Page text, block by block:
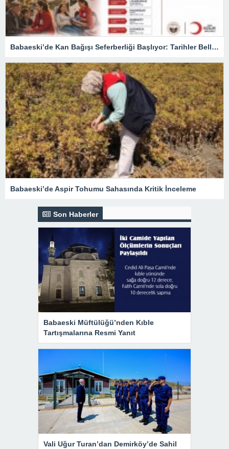
Babaeski’de Kan Bağışı Seferberliği Başlıyor: Tarihler Belli Oldu
Babaeski’de Aspir Tohumu Sahasında Kritik İnceleme
Son Haberler
Babaeski Müftülüğü’nden Kıble
Tartışmalarına Resmi Yanıt
Vali Uğur Turan’dan Demirköy’de Sahil